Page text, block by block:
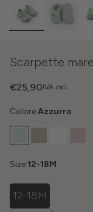
Scarpette
IVA incl.
€25,90
Colore:Azzurro
Size:12-18M
12-18M